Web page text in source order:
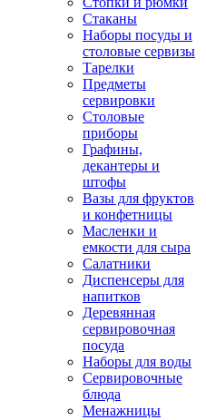
Стаканы
Наборы посуды и
столовые сервизы
Тарелки
Предметы
сервировки
Столовые
приборы
Графины,
декантеры и
штофы
Вазы для фруктов
и конфетницы
Масленки и
емкости для сыра
Салатники
Диспенсеры для
напитков
Деревянная
сервировочная
посуда
Наборы для воды
Сервировочные
блюда
Менажницы